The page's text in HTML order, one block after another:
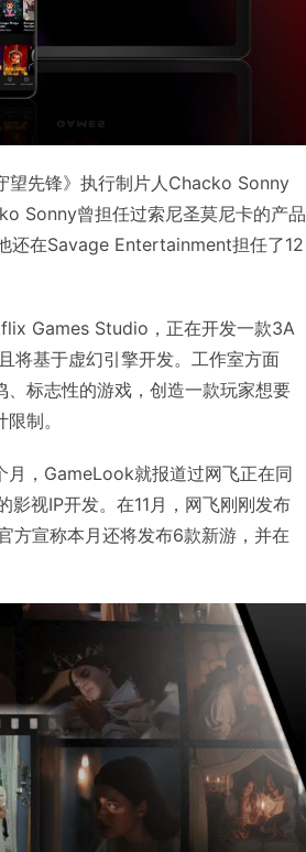
先锋》执行制片人Chacko Sonny
Sonny曾担任过索尼圣莫尼卡的产品
还在Savage Entertainment担任了12
Games Studio，正在开发一款3A
将基于虚幻引擎开发。工作室方面
标志性的游戏，创造一款玩家想要
制。
月，GameLook就报道过网飞正在同
视IP开发。在11月，网飞刚刚发布
方宣称本月还将发布6款新游，并在